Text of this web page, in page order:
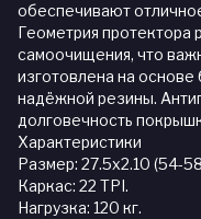
обеспечивают
Геометрия протектора
самоочищения, что
изготовлена на основе
надёжной резины.
долговечность
Характеристики
Размер: 27.5x2.10 (54-
Каркас: 22 TPI.
Нагрузка: 120 кг.